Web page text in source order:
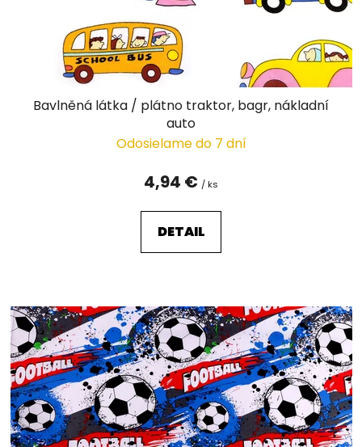
Bavlněná látka / plátno traktor, bagr, nákladní
auto
Odosielame do 7 dní
4,94 € / ks
DETAIL